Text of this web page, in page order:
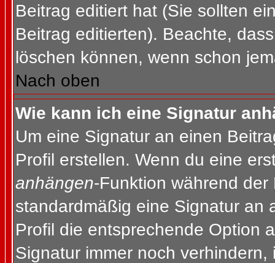
Beitrag editiert hat (Sie sollten
Beitrag editierten). Beachte,
löschen können, wenn schon
Nach oben
Wie kann ich eine Signatur
Um eine Signatur an einen
Profil erstellen. Wenn du eine
anhängen-Funktion während
standardmäßig eine Signatur an
Profil die entsprechende Option
Signatur immer noch